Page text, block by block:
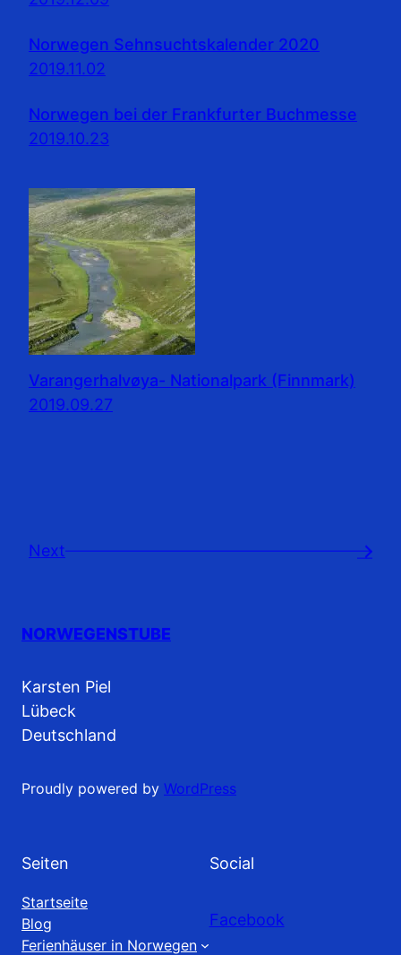
Norwegen Sehnsuchtskalender 2020
2019.11.02
Norwegen bei der Frankfurter Buchmesse
2019.10.23
Varangerhalvøya- Nationalpark (Finnmark)
2019.09.27
Next →
NORWEGENSTUBE
Karsten Piel
Lübeck
Deutschland
Proudly powered by WordPress
Seiten
Startseite
Blog
Ferienhäuser in Norwegen
Social
Facebook